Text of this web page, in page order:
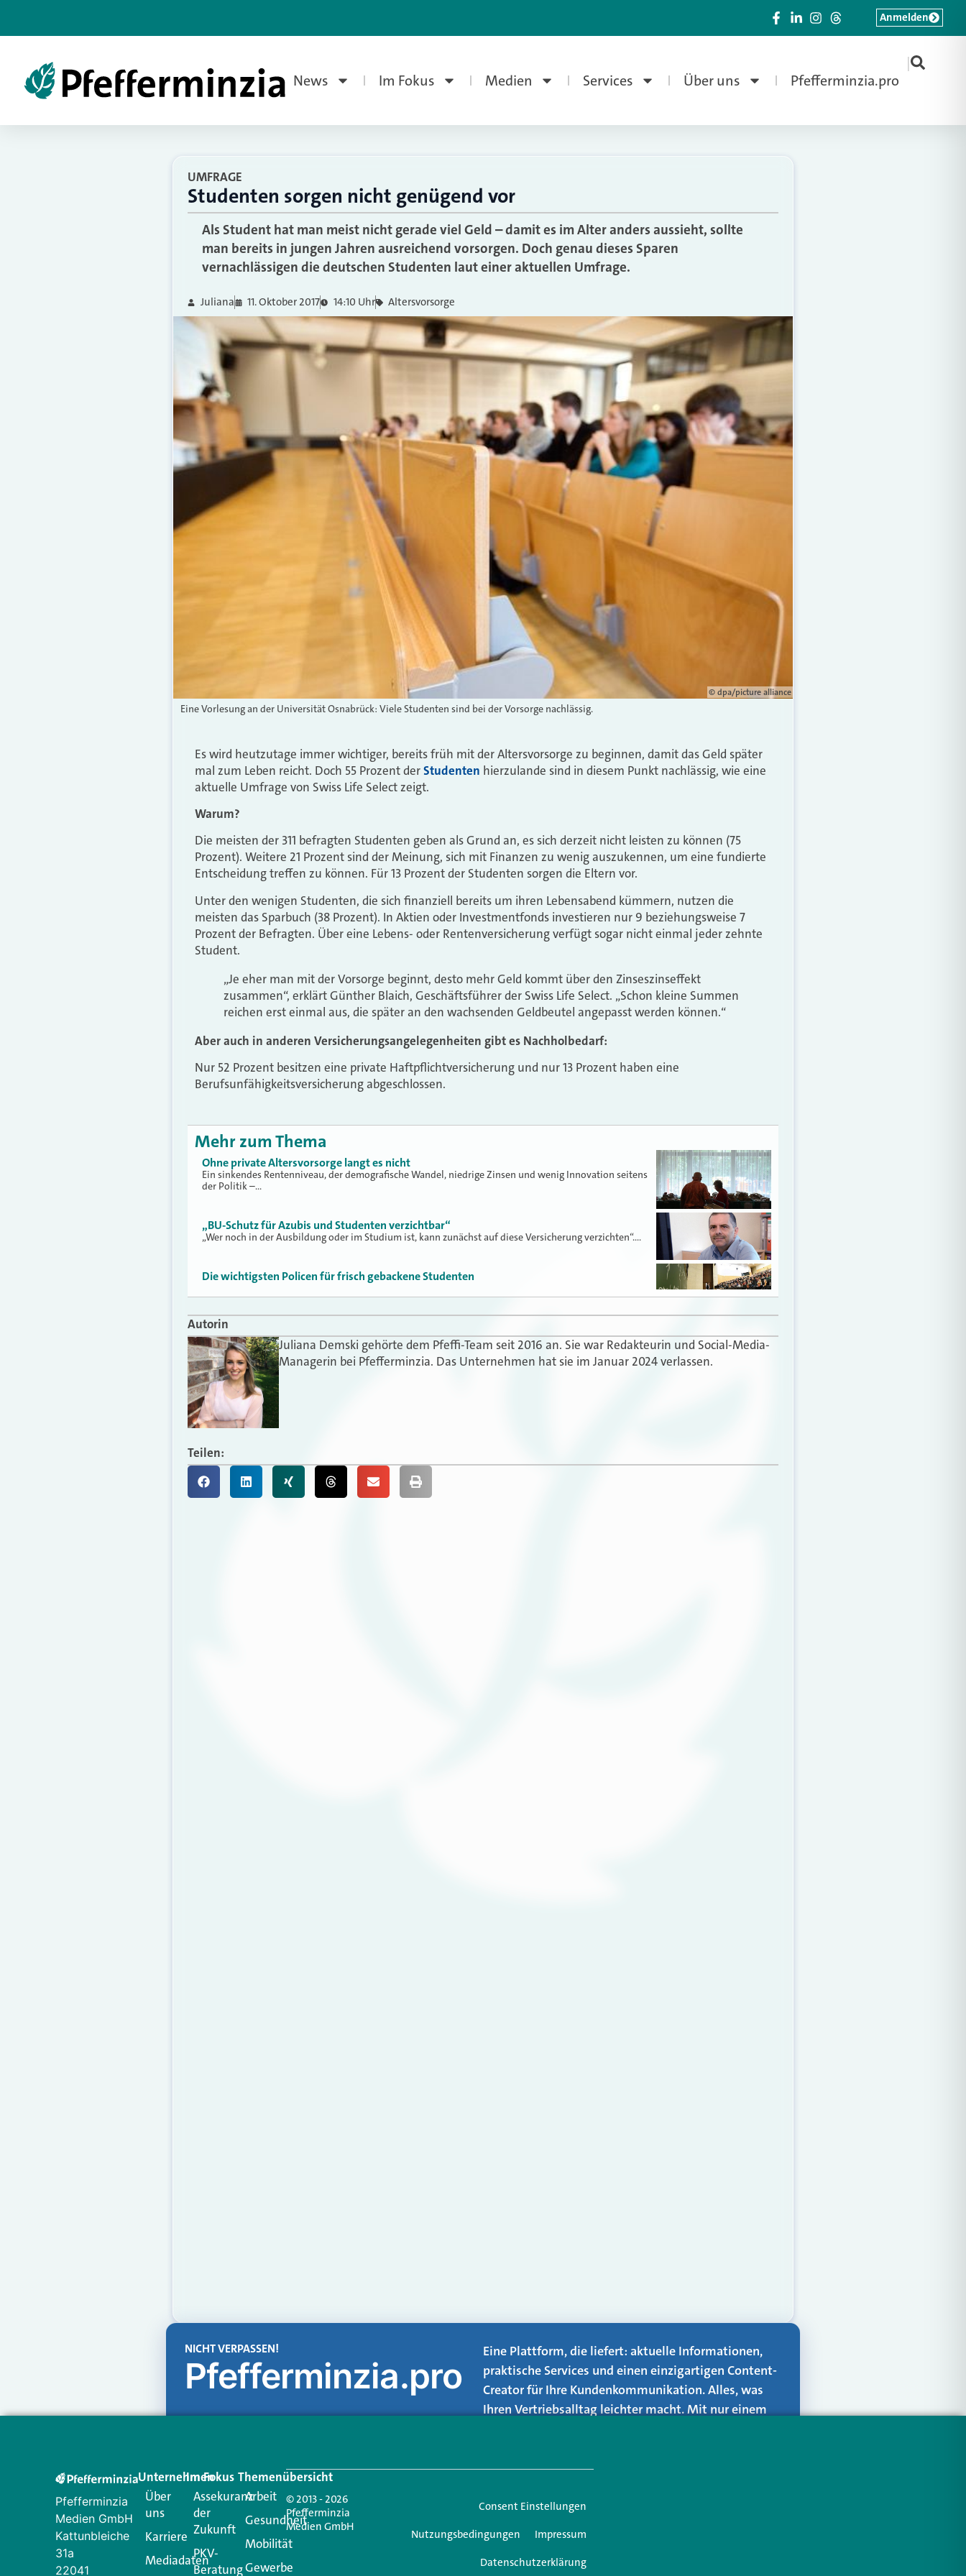
News Im Fokus Medien Services Über uns Pfefferminzia.pro
|
Anmelden
UMFRAGE
Studenten sorgen nicht genügend vor
Als Student hat man meist nicht gerade viel Geld – damit es im Alter anders aussieht, sollte
man bereits in jungen Jahren ausreichend vorsorgen. Doch genau dieses Sparen
vernachlässigen die deutschen Studenten laut einer aktuellen Umfrage.
Juliana 11. Oktober 2017 14:10 Uhr Altersvorsorge
© dpa/picture alliance
Eine Vorlesung an der Universität Osnabrück: Viele Studenten sind bei der Vorsorge nachlässig.
Es wird heutzutage immer wichtiger, bereits früh mit der Altersvorsorge zu beginnen, damit das Geld später
mal zum Leben reicht. Doch 55 Prozent derStudenten hierzulande sind in diesem Punkt nachlässig, wie eine
aktuelle Umfrage von Swiss Life Select zeigt.
Warum?
Die meisten der 311 befragten Studenten geben als Grund an, es sich derzeit nicht leisten zu können (75
Prozent). Weitere 21 Prozent sind der Meinung, sich mit Finanzen zu wenig auszukennen, um eine fundierte
Entscheidung treffen zu können. Für 13 Prozent der Studenten sorgen die Eltern vor.
Unter den wenigen Studenten, die sich finanziell bereits um ihren Lebensabend kümmern, nutzen die
meisten das Sparbuch (38 Prozent). In Aktien oder Investmentfonds investieren nur 9 beziehungsweise 7
Prozent der Befragten. Über eine Lebens- oder Rentenversicherung verfügt sogar nicht einmal jeder zehnte
Student.
„Je eher man mit der Vorsorge beginnt, desto mehr Geld kommt über den Zinseszinseffekt
zusammen“, erklärt Günther Blaich, Geschäftsführer der Swiss Life Select. „Schon kleine Summen
reichen erst einmal aus, die später an den wachsenden Geldbeutel angepasst werden können.“
Aber auch in anderen Versicherungsangelegenheiten gibt es Nachholbedarf:
Nur 52 Prozent besitzen eine private Haftpflichtversicherung und nur 13 Prozent haben eine
Berufsunfähigkeitsversicherung abgeschlossen.
Mehr zum Thema
Ohne private Altersvorsorge langt es nicht
Ein sinkendes Rentenniveau, der demografische Wandel, niedrige Zinsen und wenig Innovation seitens
der Politik –…
„BU-Schutz für Azubis und Studenten verzichtbar“
„Wer noch in der Ausbildung oder im Studium ist, kann zunächst auf diese Versicherung verzichten“.…
Die wichtigsten Policen für frisch gebackene Studenten
Autorin
Juliana Demski gehörte dem Pfeffi-Team seit 2016 an. Sie war Redakteurin und Social-Media-
Managerin bei Pfefferminzia. Das Unternehmen hat sie im Januar 2024 verlassen.
Teilen:
NICHT VERPASSEN!
Pfefferminzia.pro
Eine Plattform, die liefert: aktuelle Informationen,
praktische Services und einen einzigartigen Content-
Creator für Ihre Kundenkommunikation. Alles, was
Ihren Vertriebsalltag leichter macht. Mit nur einem
Pfefferminzia
Medien GmbH
Kattunbleiche
31a
22041
Unternehmen
Über
uns
Karriere
Mediadaten
Im Fokus
Assekuranz
der
Zukunft
PKV-
Beratung
Themenübersicht
Arbeit
Gesundheit
Mobilität
Gewerbe
© 2013 - 2026
Pfefferminzia
Medien GmbH
Consent Einstellungen
Nutzungsbedingungen
Impressum
Datenschutzerklärung